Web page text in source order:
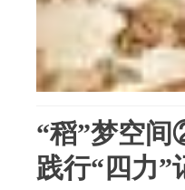
“稻”梦空
践行“四力”